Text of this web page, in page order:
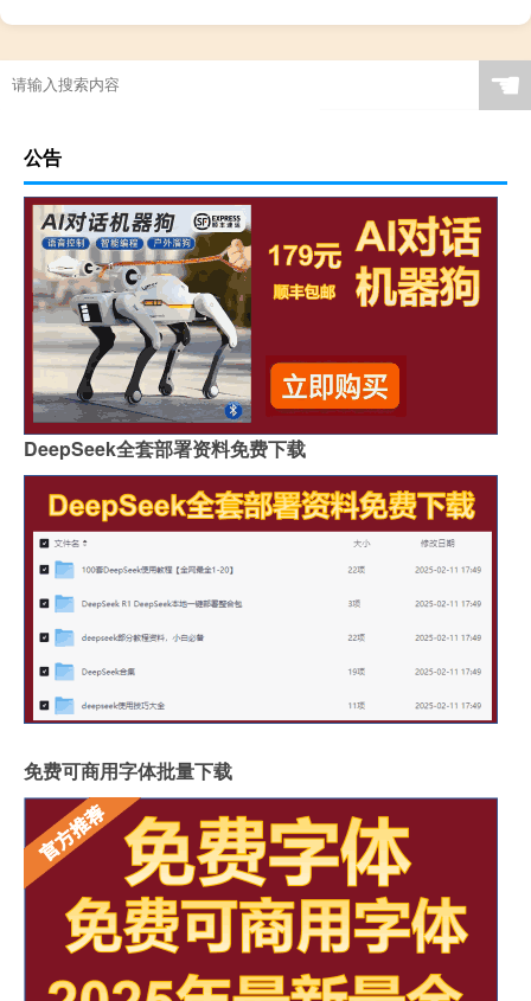
☚
公告
DeepSeek全套部署资料免费下载
免费可商用字体批量下载